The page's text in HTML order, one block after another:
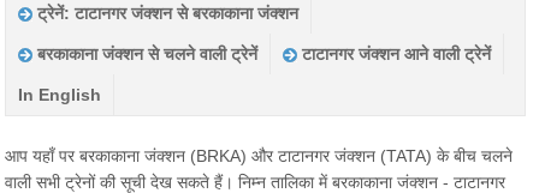
ट्रेनें: टाटानगर जंक्शन से बरकाकाना जंक्शन
बरकाकाना जंक्शन से चलने वाली ट्रेनें टाटानगर जंक्शन आने वाली ट्रेनें
In English
आप यहाँ पर बरकाकाना जंक्शन (BRKA) और टाटानगर जंक्शन (TATA) के बीच चलने
वाली सभी ट्रेनों की सूची देख सकते हैं। निम्न तालिका में बरकाकाना जंक्शन - टाटानगर